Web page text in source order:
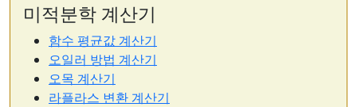
미적분학 계산기
함수 평균값 계산기
오일러 방법 계산기
오목 계산기
라플라스 변환 계산기